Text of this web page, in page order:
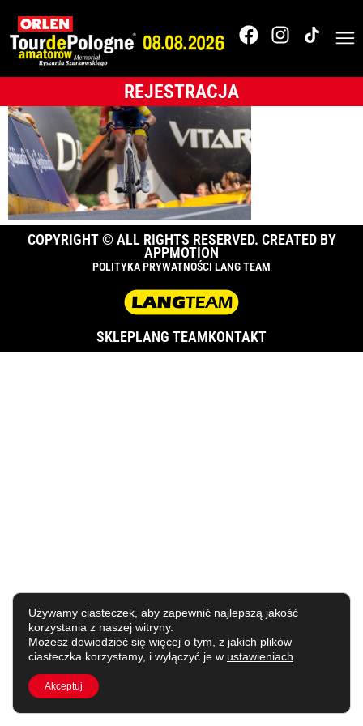
REJESTRACJA
Karpacz-_0A10728
COPYRIGHT © ALL RIGHTS RESERVED. CREATED BY
APPMOTION
POLITYKA PRYWATNOŚCI LANG TEAM
SKLEPLANG TEAMKONTAKT
Używamy ciasteczek, aby zapewnić najlepszą jakość
korzystania z naszej witryny.
Możesz dowiedzieć się więcej o tym, z jakich plików
ciasteczka korzystamy, i wyłączyć je w ustawieniach
Akceptuj